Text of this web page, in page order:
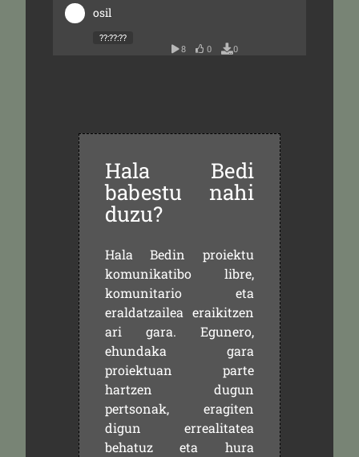
osil
??:??:??
8
0 0
Hala Bedi
babestu nahi
duzu?
Hala Bedin proiektu
komunikatibo libre,
komunitario eta
eraldatzailea eraikitzen
ari gara. Egunero,
ehundaka gara
proiektuan parte
hartzen dugun
pertsonak, eragiten
digun errealitatea
behatuz eta hura